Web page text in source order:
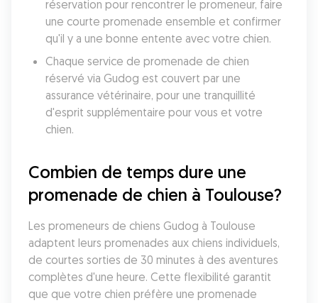
réservation pour rencontrer le promeneur, faire
une courte promenade ensemble et confirmer
qu'il y a une bonne entente avec votre chien.
Chaque service de promenade de chien
réservé via Gudog est couvert par une
assurance vétérinaire, pour une tranquillité
d'esprit supplémentaire pour vous et votre
chien.
Combien de temps dure une
promenade de chien à Toulouse?
Les promeneurs de chiens Gudog à Toulouse
adaptent leurs promenades aux chiens individuels,
de courtes sorties de 30 minutes à des aventures
complètes d'une heure. Cette flexibilité garantit
que que votre chien préfère une promenade